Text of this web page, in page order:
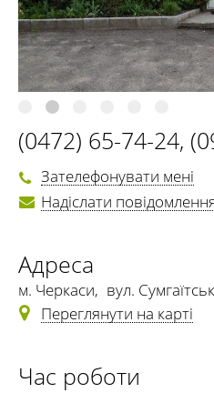
(0472) 65-74-24,
(096) 288-07-57
Зателефонувати мені
Надіслати
Адреса
м. Черкаси, вул.
Переглянути на карті
Час роботи